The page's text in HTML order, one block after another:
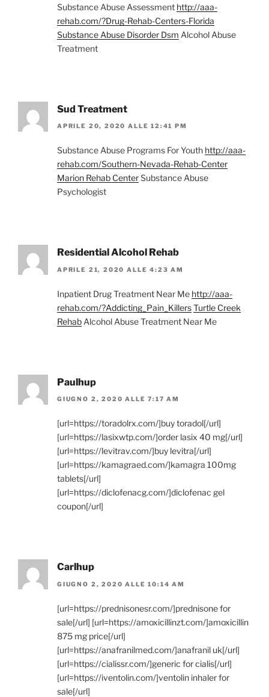
Substance Abuse Assessment http://aaa-
rehab.com/?Drug-Rehab-Centers-Florida
Substance Abuse Disorder Dsm Alcohol Abuse
Treatment
Sud Treatment
APRILE 20, 2020 ALLE 12:41 PM
Substance Abuse Programs For Youth http://aaa-
rehab.com/Southern-Nevada-Rehab-Center
Marion Rehab CenterSubstance Abuse
Psychologist
Residential Alcohol Rehab
APRILE 21, 2020 ALLE 4:23 AM
Inpatient Drug Treatment Near Me http://aaa-
rehab.com/?Addicting_Pain_KillersTurtle Creek
Rehab Alcohol Abuse Treatment Near Me
Paulhup
GIUGNO 2, 2020 ALLE 7:17 AM
[url=https://toradolrx.com/]buy toradol[/url]
[url=https://lasixwtp.com/]order lasix 40 mg[/url]
[url=https://levitrav.com/]buy levitra[/url]
[url=https://kamagraed.com/]kamagra 100mg
tablets[/url]
[url=https://diclofenacg.com/]diclofenac gel
coupon[/url]
Carlhup
GIUGNO 2, 2020 ALLE 10:14 AM
[url=https://prednisonesr.com/]prednisone for
sale[/url] [url=https://amoxicillinzt.com/]amoxicillin
875 mg price[/url]
[url=https://anafranilmed.com/]anafranil uk[/url]
[url=https://cialissr.com/]generic for cialis[/url]
[url=https://iventolin.com/]ventolin inhaler for
sale[/url]